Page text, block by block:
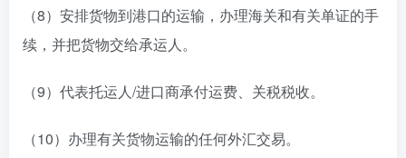
（8）安排货物到港口的运输，办理海关和有关单证的手
续，并把货物交给承运人。
（9）代表托运人/进口商承付运费、关税税收。
（10）办理有关货物运输的任何外汇交易。